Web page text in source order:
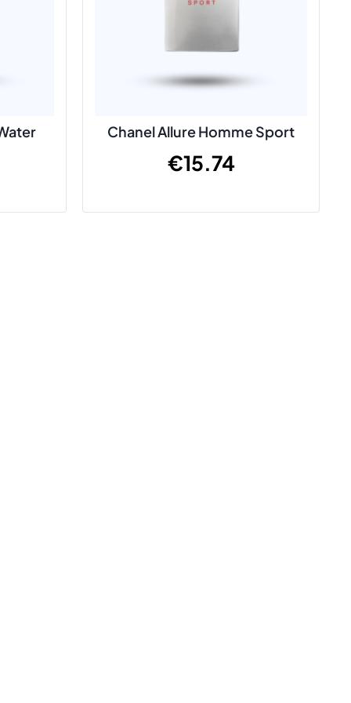
Chanel Allure Homme Sport
€15.74